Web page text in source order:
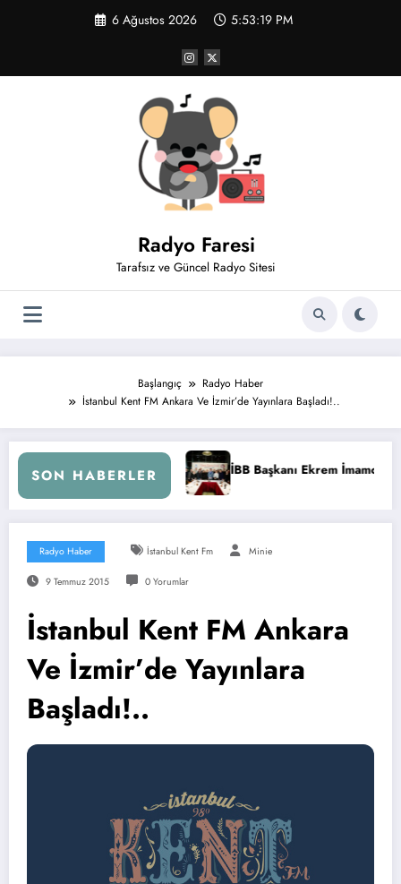
6 Ağustos 2026 5:53:20 PM
Radyo Faresi
Tarafsız ve Güncel Radyo Sitesi
Başlangıç
Radyo Haber
İstanbul Kent FM Ankara Ve İzmir’de Yayınlara Başladı!..
SON HABERLER
İBB Başkanı Ekrem İmamoğlu Radyocular ile Buluştu
Radyo Haber İstanbul Kent Fm Minie
9 Temmuz 2015 0 Yorumlar
İstanbul Kent FM Ankara
Ve İzmir’de Yayınlara
Başladı!..